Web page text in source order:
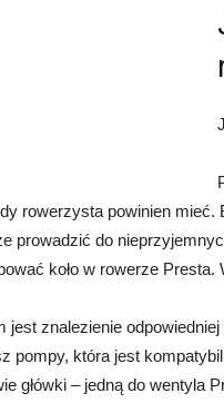
rowerzysta powinien
prowadzić do
koło w rowerze
jest znalezienie
pompy, która jest
główki – jedną do wentyla